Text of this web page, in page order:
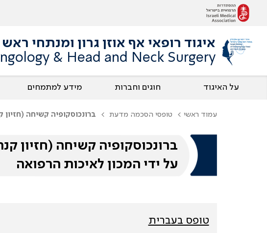
איגוד רופאי אף אוזן גרון ומנתחי
& Head and Neck Surgery
על האיגוד חוגים וחברות מידע למתמחים
עמוד ראשי טופסי הסכמה מדעת ברונכוסקופיה קשיחה
ברונכוסקופיה קשיחה (חזיון
על ידי המכון לאיכות הרפואה
טופס בעברית